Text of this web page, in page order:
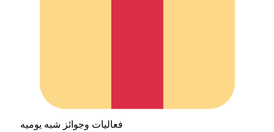
فعاليات وجوائز شبه يوميه